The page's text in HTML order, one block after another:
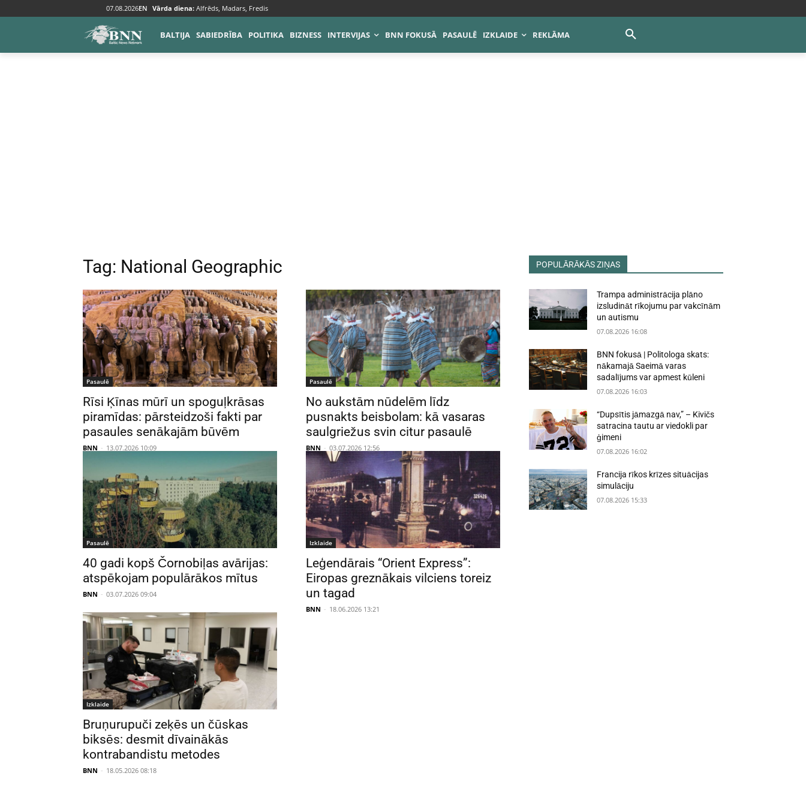
07.08.2026EN Vārda diena: Alfrēds, Madars, Fredis
BALTIJA SABIEDRĪBA POLITIKA BIZNESS INTERVIJAS BNN FOKUSĀ PASAULĒ IZKLAIDE REKLĀMA
Tags National Geographic
Tag: National Geographic
Pasaulē
Rīsi Ķīnas mūrī un spoguļkrāsas
piramīdas: pārsteidzoši fakti par
pasaules senākajām būvēm
BNN - 13.07.2026 10:09
Pasaulē
No aukstām nūdelēm līdz
pusnakts beisbolam: kā vasaras
saulgriežus svin citur pasaulē
BNN - 03.07.2026 12:56
Pasaulē
40 gadi kopš Čornobiļas avārijas:
atspēkojam populārākos mītus
BNN - 03.07.2026 09:04
Izklaide
Leģendārais “Orient Express”:
Eiropas greznākais vilciens toreiz
un tagad
BNN - 18.06.2026 13:21
Izklaide
Bruņurupuči zeķēs un čūskas
biksēs: desmit dīvainākās
kontrabandistu metodes
BNN - 18.05.2026 08:18
POPULĀRĀKĀS ZIŅAS
Trampa administrācija plāno
izsludināt rīkojumu par vakcīnām
un autismu
07.08.2026 16:08
BNN fokusā | Politologa skats:
nākamajā Saeimā varas
sadalījums var apmest kūleni
07.08.2026 16:03
“Dupsītis jāmazgā nav,” – Kivičs
satracina tautu ar viedokli par
ģimeni
07.08.2026 16:02
Francija rīkos krīzes situācijas
simulāciju
07.08.2026 15:33